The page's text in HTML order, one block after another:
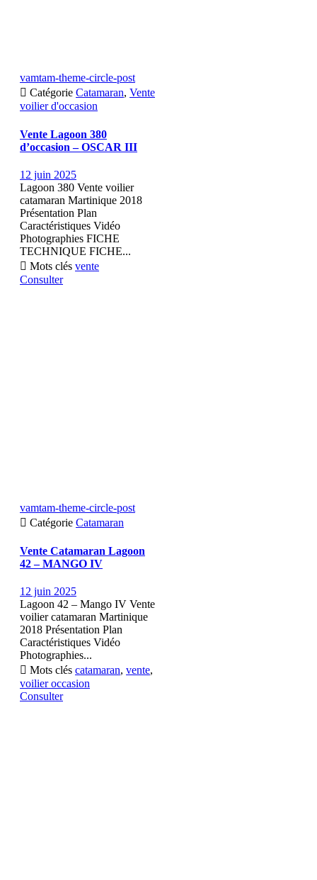
vamtam-theme-circle-post
 Catégorie Catamaran, Vente
voilier d'occasion
Vente Lagoon 380
d’occasion – OSCAR III
12 juin 2025
Lagoon 380 Vente voilier
catamaran Martinique 2018
Présentation Plan
Caractéristiques Vidéo
Photographies FICHE
TECHNIQUE FICHE...
 Mots clés vente
Consulter
vamtam-theme-circle-post
 Catégorie Catamaran
Vente Catamaran Lagoon
42 – MANGO IV
12 juin 2025
Lagoon 42 – Mango IV Vente
voilier catamaran Martinique
2018 Présentation Plan
Caractéristiques Vidéo
Photographies...
 Mots clés catamaran, vente,
voilier occasion
Consulter